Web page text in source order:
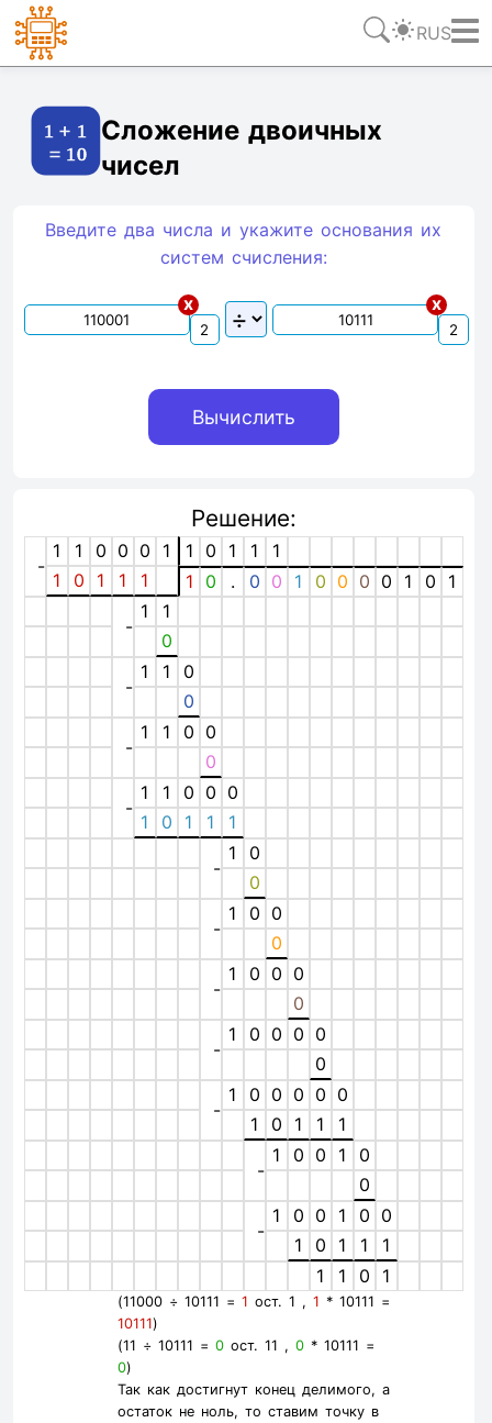
RUS
Сложение двоичных
чисел
Введите два числа и укажите основания их
систем счиcления:
x x
Решение:
-
1 1 0 0 0 1 1 0 1 1
1
1
0 1 1 1 1 0 . 0 0 1 0 0 0 0 1 0 1
-
1
1
0
-
1 1
0
0
-
1 1 0 0
0
-
1 1 0 0 0
1
0 1 1 1
-
1
0
0
-
1 0 0
0
-
1 0 0 0
0
-
1 0 0 0 0
0
-
1 0 0 0 0 0
1
0 1 1 1
-
1 0 0 1
0
0
-
1 0 0 1 0 0
1
0 1 1
1
1
1 0 1
(11000 ÷ 10111 = 1 ост. 1 , 1 * 10111 =
10111)
(11 ÷ 10111 = 0ост. 11 , 0* 10111 =
0)
Так как достигнут конец делимого, а
остаток не ноль, то ставим точку в